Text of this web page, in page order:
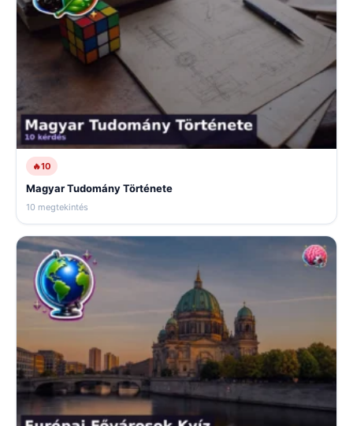
🔥10
Magyar Tudomány Története
10 megtekintés